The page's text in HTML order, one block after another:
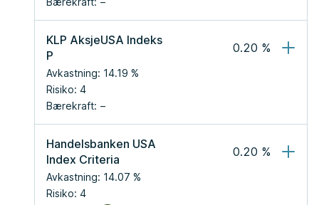
KLP AksjeUSA Indeks
P
Avkastning: 14.19 %
Risiko: 4
Bærekraft:
0.20 %
Handelsbanken USA
Index Criteria
Avkastning: 14.07 %
Risiko: 4
0.20 %